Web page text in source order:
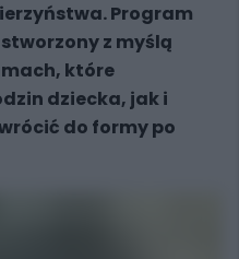
Program
z myślą
które
dziecka, jak i
do formy po